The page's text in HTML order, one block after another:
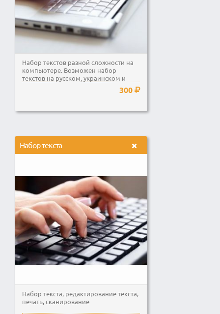
Набор текстов разной сложности на
компьютере. Возможен набор
текстов на русском, украинском и
300
Набор текста
Набор текста, редактирование текста,
печать, сканирование